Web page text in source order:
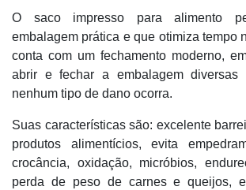
O saco impresso para alimento
embalagem prática e que otimiza tempo
conta com um fechamento moderno,
abrir e fechar a embalagem diversas
nenhum tipo de dano ocorra.
Suas características são: excelente
produtos alimentícios, evita
crocância, oxidação, micróbios,
perda de peso de carnes e queijos,